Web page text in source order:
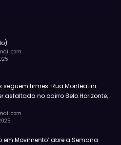
seguem firmes: Rua Monteatini
asfaltada no bairro Belo Horizonte,
em Movimento’ abre a Semana